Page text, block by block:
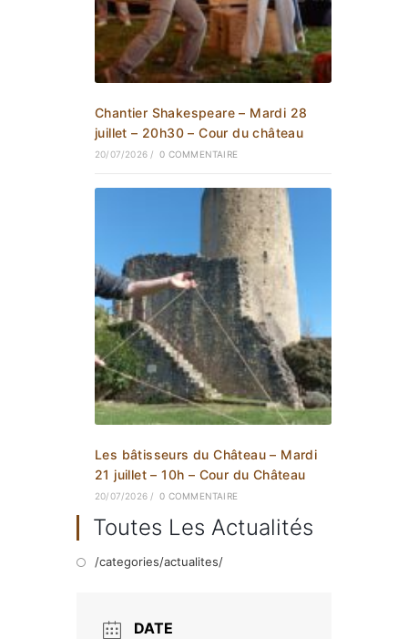
Chantier Shakespeare – Mardi 28
juillet – 20h30 – Cour du château
20/07/2026 / 0 COMMENTAIRE
Les bâtisseurs du Château – Mardi
21 juillet – 10h – Cour du Château
20/07/2026 / 0 COMMENTAIRE
Toutes Les Actualités
/categories/actualites/
DATE